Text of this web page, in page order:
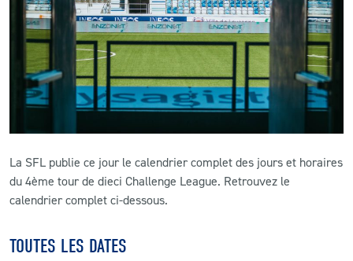
CLUB
CONTACT
ACTUALITÉS
L’APP DU LS
LS ACADEMY CAMPS
MATCH DES CELEBRITES
La SFL publie ce jour le calendrier complet des jours et horaires
du 4ème tour de dieci Challenge League. Retrouvez le
calendrier complet ci-dessous.
TOUTES LES DATES